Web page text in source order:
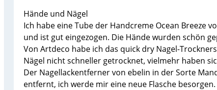
Hände und Nägel
Ich habe eine Tube der Handcreme Ocean Breeze
und ist gut eingezogen. Die Hände wurden schön
Von Artdeco habe ich das quick dry Nagel-
Nägel nicht schneller getrocknet, vielmehr haben
Der Nagellackentferner von ebelin in der Sorte
entfernt, ich werde mir eine neue Flasche besorgen.